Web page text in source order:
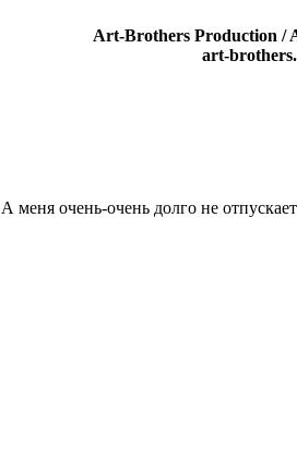
Art-Brothers Production /
art-
А меня очень-очень долго не